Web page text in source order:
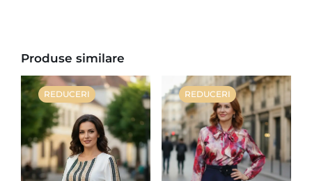
Produse similare
REDUCERI REDUCERI